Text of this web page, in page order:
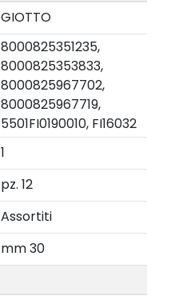
GIOTTO
8000825351235,
8000825353833,
8000825967702,
8000825967719,
5501FI0190010, FI16032
1
pz. 12
Assortiti
mm 30